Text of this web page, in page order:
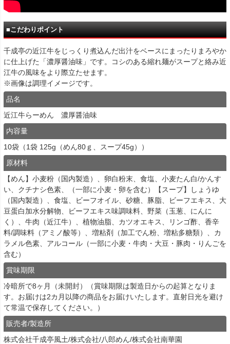
■こだわりポイント
千成亭の近江牛をじっくり煮込んだ出汁をベースにまったりまろやか
に仕上げた「濃厚醤油味」です。コシのある縮れ麺がスープと絡み近
江牛の風味をより際立たせます。
※画像は調理イメージです。
品名
近江牛らーめん 濃厚醤油味
内容量
10袋（1袋 125g（めん80ｇ、スープ45g））
原材料
【めん】小麦粉（国内製造）、卵白粉末、食塩、小麦たん白/かんす
い、クチナシ色素、（一部に小麦・卵を含む）【スープ】しょうゆ
（国内製造）、食塩、ビーフオイル、砂糖、豚脂、ビーフエキス、大
豆蛋白加水分解物、ビーフエキス味調味料、野菜（玉葱、にんに
く）、牛肉（近江牛）、植物油脂、カツオエキス、リンゴ酢、香辛
料/調味料（アミノ酸等）、増粘剤（加工でん粉、増粘多糖類）、カ
ラメル色素、アルコール（一部に小麦・牛肉・大豆・豚肉・りんごを
含む）
賞味期限
冷暗所で8ヶ月（未開封）（賞味期限は製造日からの起算となりま
す。お届けは2カ月以降の商品をお届けいたします。直射日光を避け
て常温で保存してください。）
販売者/製造所
株式会社千成亭風土/株式会社/八郎めん/株式会社南華園